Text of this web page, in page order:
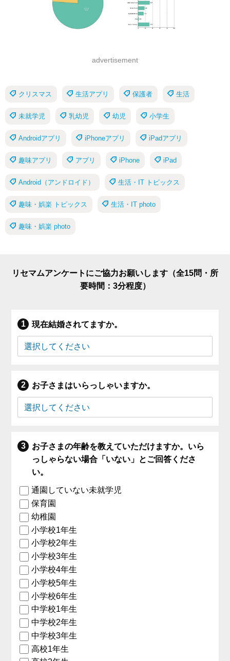
advertisement
クリスマス 生活アプリ 保護者 生活
未就学児 乳幼児 幼児 小学生
Androidアプリ iPhoneアプリ iPadアプリ
趣味アプリ アプリ iPhone iPad
Android（アンドロイド） 生活・IT トピックス
趣味・娯楽 トピックス 生活・IT photo
趣味・娯楽 photo
リセマムアンケートにご協力お願いします（全15問・所
要時間：3分程度）
現在結婚されてますか。
お子さまはいらっしゃいますか。
お子さまの年齢を教えていただけますか。いら
っしゃらない場合「いない」とご回答くださ
い。
通園していない未就学児
保育園
幼稚園
小学校1年生
小学校2年生
小学校3年生
小学校4年生
小学校5年生
小学校6年生
中学校1年生
中学校2年生
中学校3年生
高校1年生